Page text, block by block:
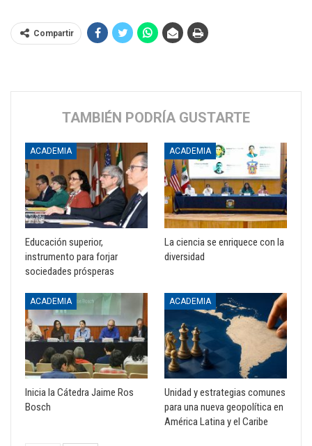
Compartir
TAMBIÉN PODRÍA GUSTARTE
ACADEMIA
Educación superior,
instrumento para forjar
sociedades prósperas
ACADEMIA
La ciencia se enriquece con la
diversidad
ACADEMIA
Inicia la Cátedra Jaime Ros
Bosch
ACADEMIA
Unidad y estrategias comunes
para una nueva geopolítica en
América Latina y el Caribe